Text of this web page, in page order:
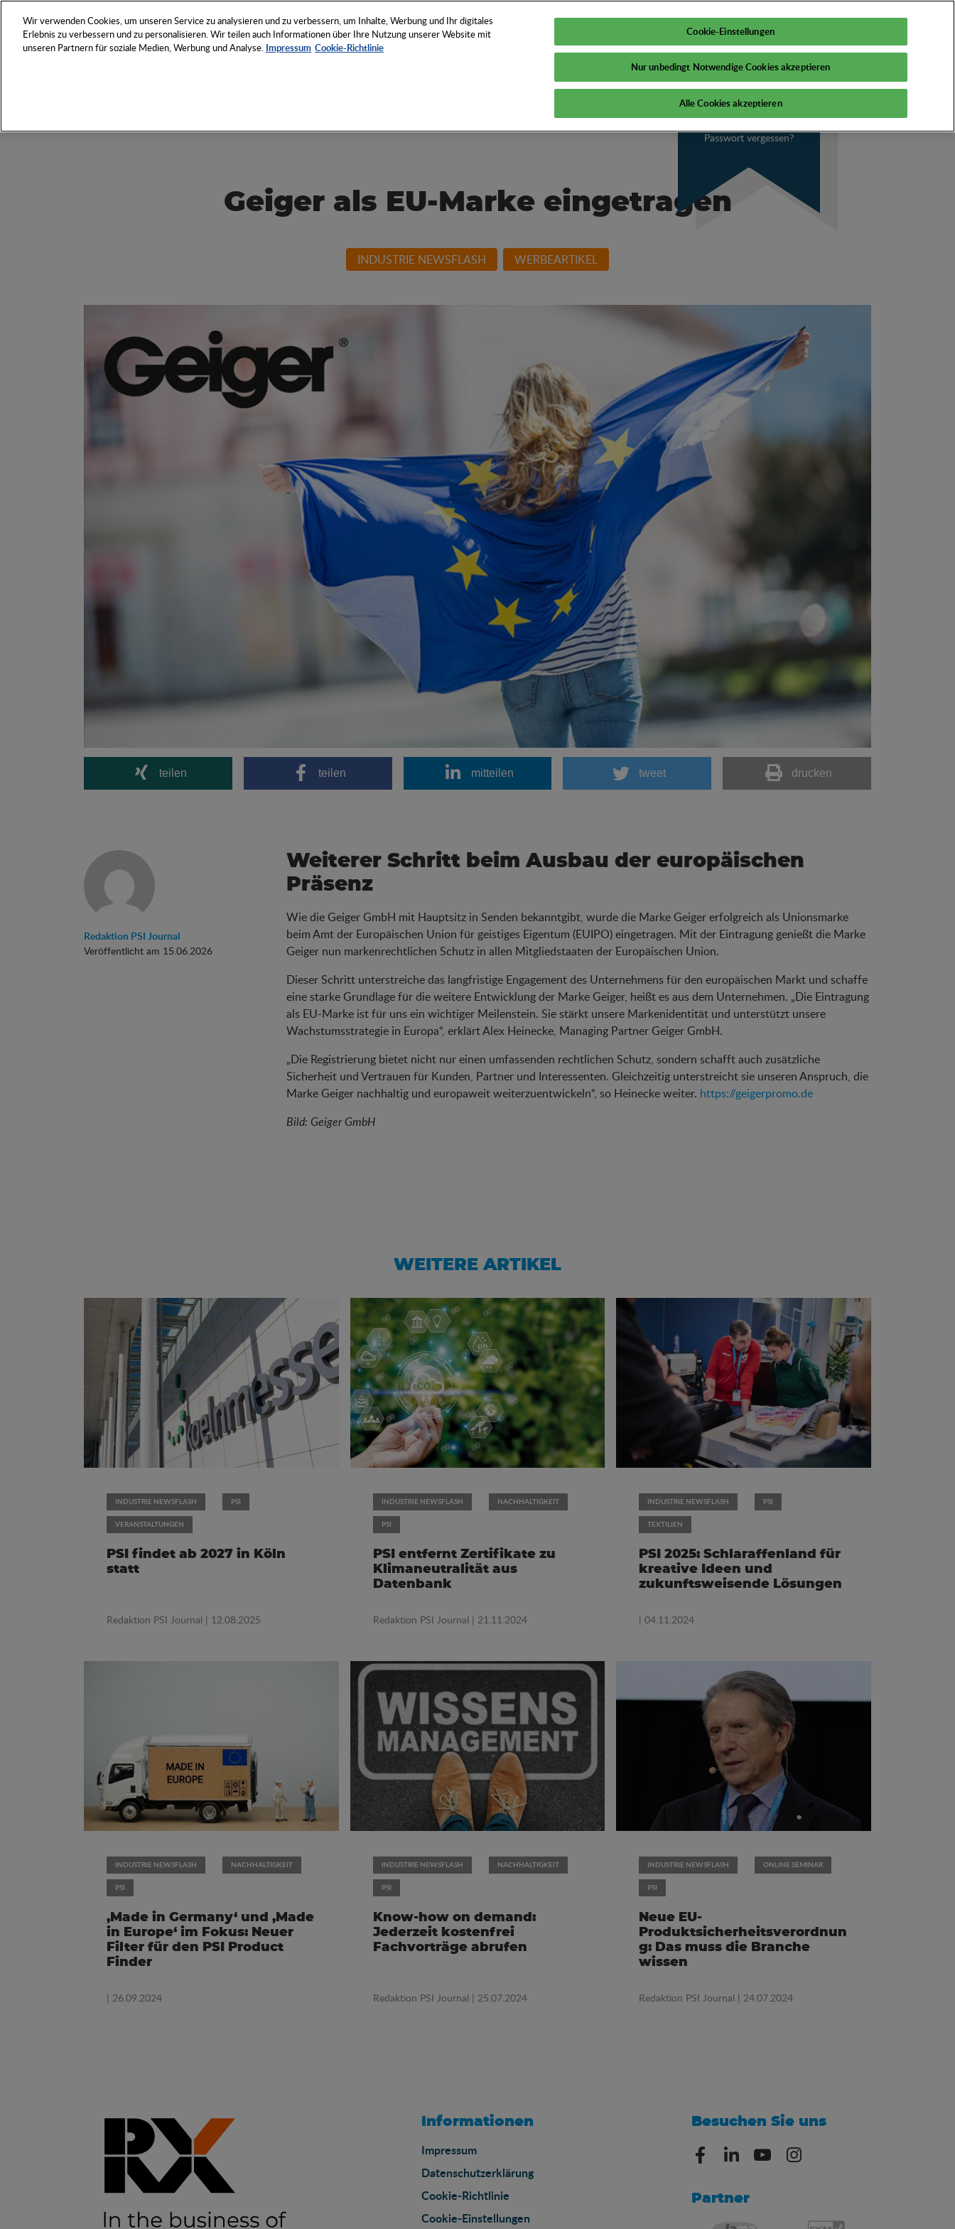
NETZWERK VERANSTALTUNGEN TOOLS NEWS KNOW-HOW FAQS DE
Passwort vergessen?
Mein PSI
Geiger als EU-Marke eingetragen
INDUSTRIE NEWSFLASH WERBEARTIKEL
teilen teilen mitteilen tweet drucken
Redaktion PSI Journal
Veröffentlicht am 15.06.2026
Weiterer Schritt beim Ausbau der europäischen
Präsenz
Wie die Geiger GmbH mit Hauptsitz in Senden bekanntgibt, wurde die Marke Geiger erfolgreich als Unionsmarke
beim Amt der Europäischen Union für geistiges Eigentum (EUIPO) eingetragen. Mit der Eintragung genießt die Marke
Geiger nun markenrechtlichen Schutz in allen Mitgliedstaaten der Europäischen Union.
Dieser Schritt unterstreiche das langfristige Engagement des Unternehmens für den europäischen Markt und schaffe
eine starke Grundlage für die weitere Entwicklung der Marke Geiger, heißt es aus dem Unternehmen. „Die Eintragung
als EU-Marke ist für uns ein wichtiger Meilenstein. Sie stärkt unsere Markenidentität und unterstützt unsere
Wachstumsstrategie in Europa“, erklärt Alex Heinecke, Managing Partner Geiger GmbH.
„Die Registrierung bietet nicht nur einen umfassenden rechtlichen Schutz, sondern schafft auch zusätzliche
Sicherheit und Vertrauen für Kunden, Partner und Interessenten. Gleichzeitig unterstreicht sie unseren Anspruch, die
Marke Geiger nachhaltig und europaweit weiterzuentwickeln“, so Heinecke weiter. https://geigerpromo.de
Bild: Geiger GmbH
WEITERE ARTIKEL
INDUSTRIE NEWSFLASH PSI
VERANSTALTUNGEN
PSI findet ab 2027 in Köln
statt
Redaktion PSI Journal | 12.08.2025
INDUSTRIE NEWSFLASH NACHHALTIGKEIT
PSI
PSI entfernt Zertifikate zu
Klimaneutralität aus
Datenbank
Redaktion PSI Journal | 21.11.2024
INDUSTRIE NEWSFLASH PSI
TEXTILIEN
PSI 2025: Schlaraffenland für
kreative Ideen und
zukunftsweisende Lösungen
| 04.11.2024
INDUSTRIE NEWSFLASH NACHHALTIGKEIT
PSI
‚Made in Germany‘ und ‚Made
in Europe‘ im Fokus: Neuer
Filter für den PSI Product
Finder
| 26.09.2024
INDUSTRIE NEWSFLASH NACHHALTIGKEIT
PSI
Know-how on demand:
Jederzeit kostenfrei
Fachvorträge abrufen
Redaktion PSI Journal | 25.07.2024
INDUSTRIE NEWSFLASH ONLINE SEMINAR
PSI
Neue EU-
Produktsicherheitsverordnun
g: Das muss die Branche
wissen
Redaktion PSI Journal | 24.07.2024
Informationen
Impressum
Datenschutzerklärung
Cookie-Richtlinie
Cookie-Einstellungen
Besuchen Sie uns
Partner
Wir verwenden Cookies, um unseren Service zu analysieren und zu verbessern, um Inhalte, Werbung und Ihr digitales
Erlebnis zu verbessern und zu personalisieren. Wir teilen auch Informationen über Ihre Nutzung unserer Website mit
unseren Partnern für soziale Medien, Werbung und Analyse. Impressum Cookie-Richtlinie
Cookie-Einstellungen
Nur unbedingt Notwendige Cookies akzeptieren
Alle Cookies akzeptieren